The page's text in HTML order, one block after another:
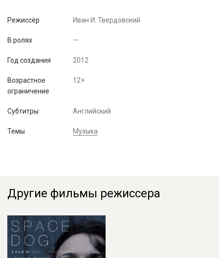
Режиссёр Иван И. Твердовский
В ролях —
Год создания 2012
Возрастное
ограничение
12+
Субтитры Английский
Темы Музыка
Другие фильмы режиссера